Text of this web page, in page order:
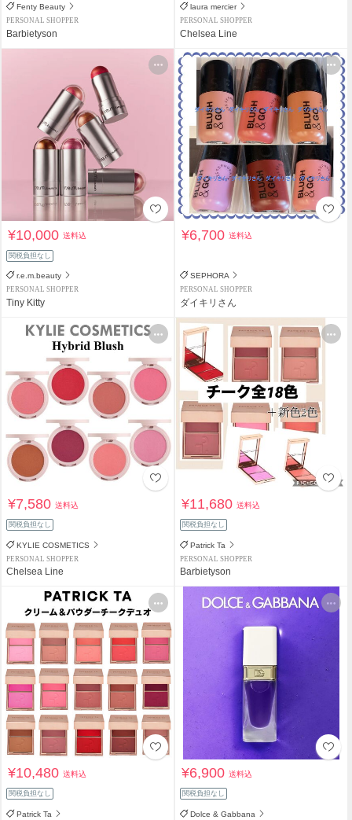
Fenty Beauty
PERSONAL SHOPPER
Barbietyson
laura mercier
PERSONAL SHOPPER
Chelsea Line
¥10,000送料込
関税負担なし
r.e.m.beauty
PERSONAL SHOPPER
Tiny Kitty
¥6,700送料込
SEPHORA
PERSONAL SHOPPER
ダイキリさん
¥7,580送料込
関税負担なし
KYLIE COSMETICS
PERSONAL SHOPPER
Chelsea Line
¥11,680送料込
関税負担なし
Patrick Ta
PERSONAL SHOPPER
Barbietyson
¥10,480送料込
関税負担なし
Patrick Ta
¥6,900送料込
関税負担なし
Dolce & Gabbana